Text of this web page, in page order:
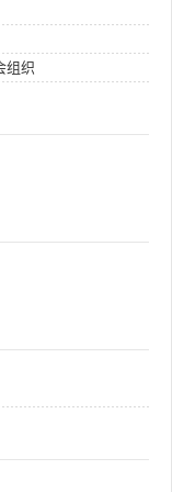
组织